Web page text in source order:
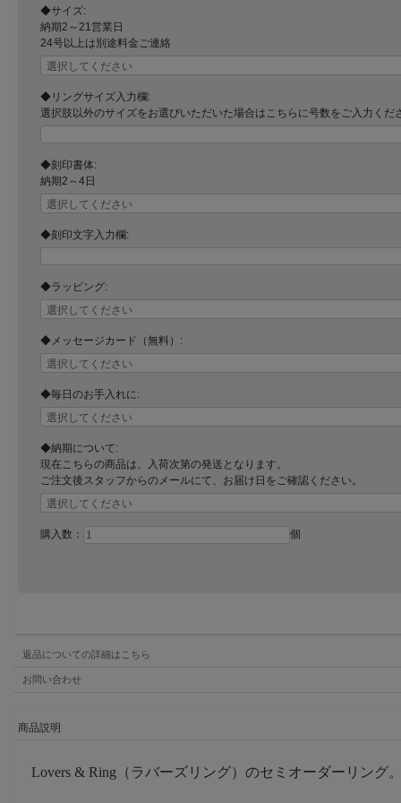
◆サイズ:
納期2～21営業日
24号以上は別途料金ご連絡
◆リングサイズ入力欄:
選択肢以外のサイズをお選びいただいた場合はこちらに号数をご入力くだ
◆刻印書体:
納期2～4日
◆刻印文字入力欄:
◆ラッピング:
◆メッセージカード（無料）:
◆毎日のお手入れに:
◆納期について:
現在こちらの商品は、入荷次第の発送となります。
ご注文後スタッフからのメールにて、お届け日をご確認ください。
購入数： 個
返品についての詳細はこちら
お問い合わせ
商品説明
Lovers & Ring（ラバーズリング）のセミオーダーリング